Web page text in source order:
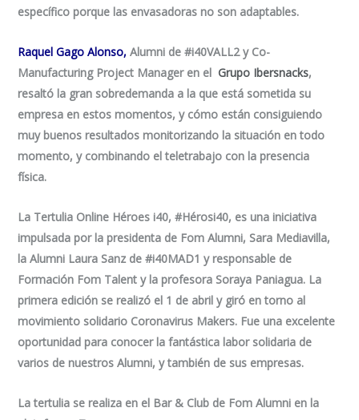
específico porque las envasadoras no son adaptables.
Raquel Gago Alonso, Alumni de #i40VALL2 y Co-
Manufacturing Project Manager en elGrupo Ibersnacks,
resaltó la gran sobredemanda a la que está sometida su
empresa en estos momentos, y cómo están consiguiendo
muy buenos resultados monitorizando la situación en todo
momento, y combinando el teletrabajo con la presencia
física.
La Tertulia Online Héroes i40, #Hérosi40, es una iniciativa
impulsada por la presidenta de Fom Alumni, Sara Mediavilla,
la Alumni Laura Sanz de #i40MAD1 y responsable de
Formación Fom Talent y la profesora Soraya Paniagua. La
primera edición se realizó el 1 de abril y giró en torno al
movimiento solidario Coronavirus Makers. Fue una excelente
oportunidad para conocer la fantástica labor solidaria de
varios de nuestros Alumni, y también de sus empresas.
La tertulia se realiza en el Bar & Club de Fom Alumni en la